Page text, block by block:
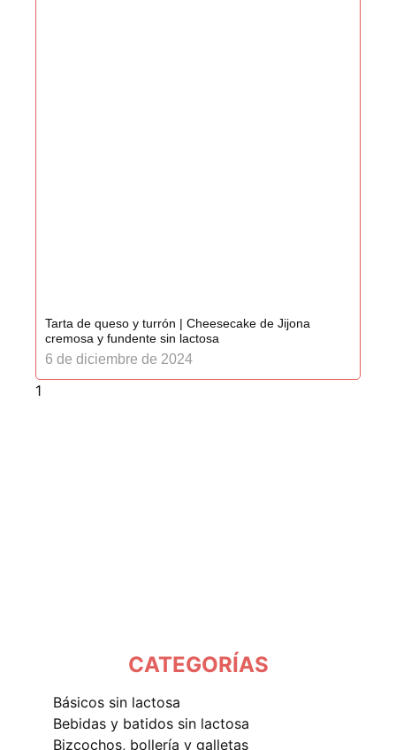
Tarta de queso y turrón | Cheesecake de Jijona
cremosa y fundente sin lactosa
6 de diciembre de 2024
CATEGORÍAS
básicos sin lactosa
bebidas y batidos sin lactosa
bizcochos, bollería y galletas